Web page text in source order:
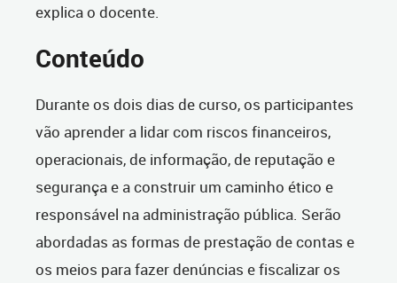
explica o docente.
Conteúdo
Durante os dois dias de curso, os participantes
vão aprender a lidar com riscos financeiros,
operacionais, de informação, de reputação e
segurança e a construir um caminho ético e
responsável na administração pública. Serão
abordadas as formas de prestação de contas e
os meios para fazer denúncias e fiscalizar os